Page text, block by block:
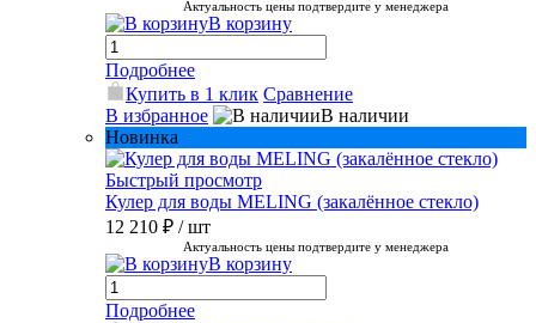
Актуальность цены подтвердите у менеджера
В корзину
Подробнее
Купить в 1 клик Сравнение
В избранное
В наличии
Новинка
Быстрый просмотр
Кулер для воды MELING (закалённое стекло)
12 210 ₽ / шт
Актуальность цены подтвердите у менеджера
В корзину
Подробнее